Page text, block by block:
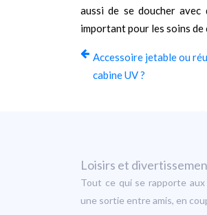
aussi de se doucher avec
important pour les soins de
Accessoire jetable ou
cabine UV ?
Loisirs et
Tout ce qui se rapporte
une sortie entre amis, en